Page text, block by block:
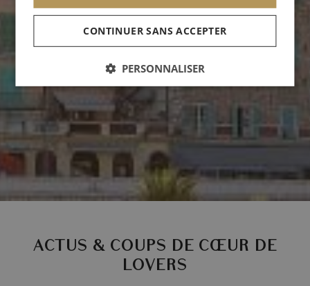
ACTUS & COUPS DE CŒUR DE
LOVERS
CONTINUER SANS ACCEPTER
PERSONNALISER